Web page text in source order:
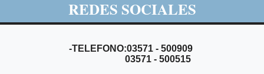
REDES SOCIALES
-TELEFONO:03571 - 500909
03571 - 500515